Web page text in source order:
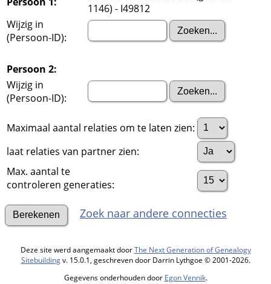
1146) - I49812
Wijzig in
(Persoon-ID):
Persoon 2:
Wijzig in
(Persoon-ID):
Maximaal aantal relaties om te laten zien:
laat relaties van partner zien:
Max. aantal te
controleren generaties:
Zoek naar andere connecties
Deze site werd aangemaakt doorThe Next Generation of Genealogy
Sitebuildingv. 15.0.1, geschreven door Darrin Lythgoe © 2001-2026.
Gegevens onderhouden door Egon Vennik.